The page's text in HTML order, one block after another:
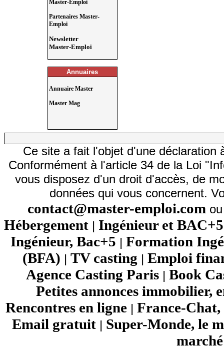
Master-Emploi
Partenaires Master-
Emploi
Newsletter
Master-Emploi
Annuaires
Annuaire Master
Master Mag
Ce site a fait l'objet d'une déclaration
Conformément à l'article 34 de la Loi
vous disposez d'un droit d'accès, de
données qui vous concernent.
contact@master-emploi.com
Hébergement | Ingénieur et
Ingénieur, Bac+5 | Formation
(BFA) | TV casting | Emploi
Agence Casting Paris | Book
Petites annonces immobilier,
Rencontres en ligne | France-Chat,
Email gratuit| Super-Monde, le